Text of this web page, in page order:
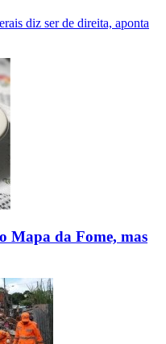
diz ser de direita, aponta
Mapa da Fome, mas